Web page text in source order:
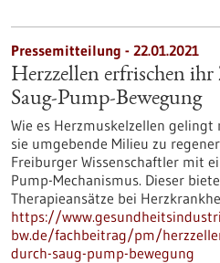
Pressemitteilung - 22.01.2021
Herzzellen erfrischen
Saug-Pump-Bewegung
Wie es Herzmuskelzellen gelingt
sie umgebende Milieu zu
Freiburger Wissenschaftler mit
Pump-Mechanismus. Dieser
Therapieansätze bei
https://
bw.de/fachbeitrag/pm/
durch-saug-pump-bewegung